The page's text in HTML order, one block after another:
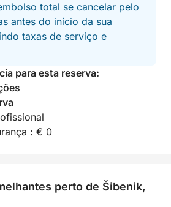
antes de retornar, você
do sol memorável em um local
verdadeiramente
baías escondidas e menos
total para aproveitar o
flutuar em silêncio ou rir com
vila insular e tomar um
é sua.
na
total se cancelar pelo
antes do início da sua
taxas de serviço e
para esta reserva:
: € 0
perto de Šibenik,